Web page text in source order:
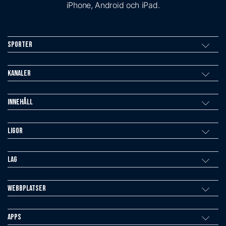
iPhone, Android och iPad.
Sporter
Kanaler
Innehåll
Ligor
Lag
Webbplatser
Apps